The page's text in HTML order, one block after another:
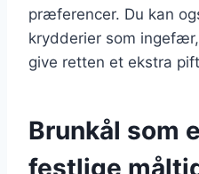
præferencer. Du kan
krydderier som
give retten et ekstra
Brunkål som
festlige